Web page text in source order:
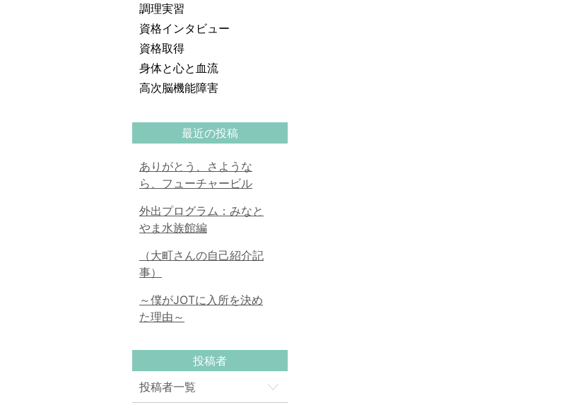
調理実習
資格インタビュー
資格取得
身体と心と血流
高次脳機能障害
最近の投稿
ありがとう、さような
ら、フューチャービル
外出プログラム：みなと
やま水族館編
（大町さんの自己紹介記
事）
～僕がJOTに入所を決め
た理由～
投稿者
投稿者一覧